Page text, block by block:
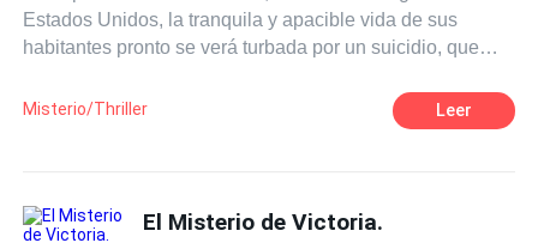
Estados Unidos, la tranquila y apacible vida de sus
habitantes pronto se verá turbada por un suicidio, que
ellos algo más perverso, antiguo y maligno, ligado a la
tormentosa historia local, un secreto que nunca debería
Misterio/Thriller Leer
El Misterio de Victoria.